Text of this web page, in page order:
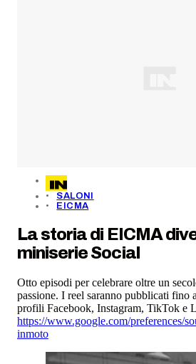
SALONI
EICMA
La storia di EICMA
miniserie Social
Otto episodi per celebrare oltre un
passione. I reel saranno pubblicati fino
profili Facebook, Instagram, TikTok e
https://www.google.com/preferences/
inmoto